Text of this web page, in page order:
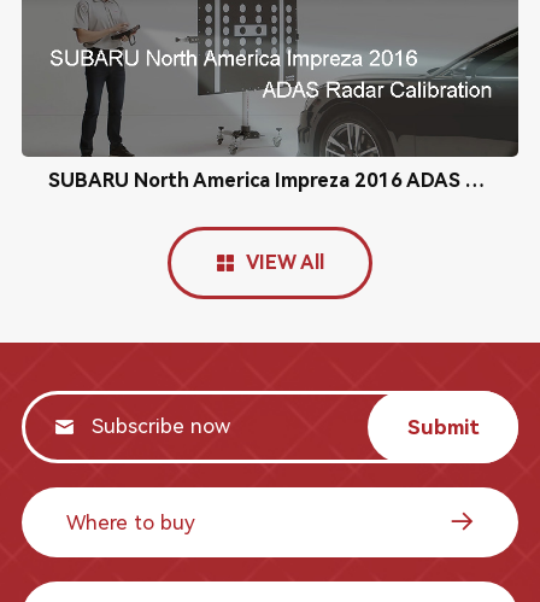
SUBARU North America Impreza 2016 ADAS Radar Calibration
VIEW All
Submit
Where to buy